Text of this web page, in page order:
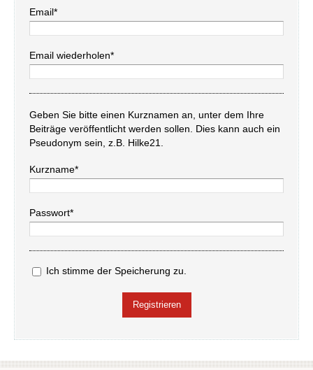
Email*
Email wiederholen*
Geben Sie bitte einen Kurznamen an, unter dem Ihre
Beiträge veröffentlicht werden sollen. Dies kann auch ein
Pseudonym sein, z.B. Hilke21.
Kurzname*
Passwort*
Ich stimme der Speicherung zu.